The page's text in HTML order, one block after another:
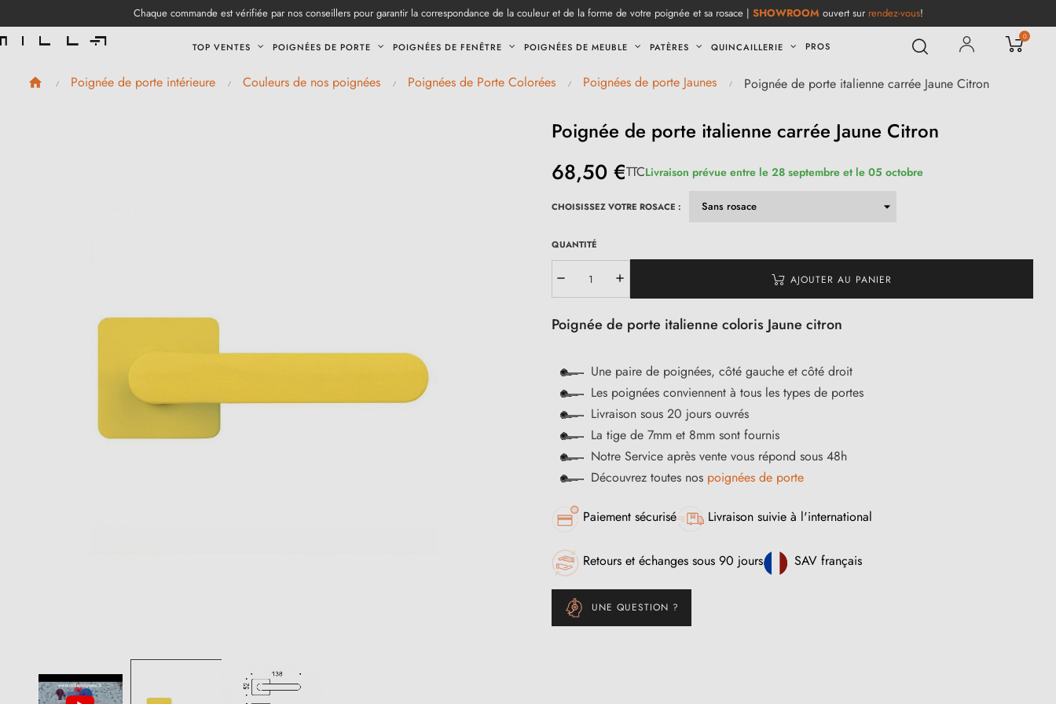
Chaque commande est vérifiée par nos conseillers pour garantir la correspondance de la couleur et de la forme de votre poignée et sa rosace | SHOWROOM ouvert sur rendez-vous!
TOP VENTES POIGNÉES DE PORTE POIGNÉES DE FENÊTRE POIGNÉES DE MEUBLE PATÈRES QUINCAILLERIE PROS
0
Poignée de porte intérieure Couleurs de nos poignées Poignées de Porte Colorées Poignées de porte Jaunes Poignée de porte italienne carrée Jaune Citron
Poignée de porte italienne carrée Jaune Citron
68,50 €TTCLivraison prévue entre le 28 septembre et le 05 octobre
CHOISISSEZ VOTRE ROSACE :
QUANTITÉ
AJOUTER AU PANIER
Poignée de porte italienne coloris Jaune citron
Une paire de poignées, côté gauche et côté droit
Les poignées conviennent à tous les types de portes
Livraison sous 20 jours ouvrés
La tige de 7mm et 8mm sont fournis
Notre Service après vente vous répond sous 48h
Découvrez toutes nos poignées de porte
Paiement sécurisé Livraison suivie à l'international
Retours et échanges sous 90 jours SAV français
UNE QUESTION ?